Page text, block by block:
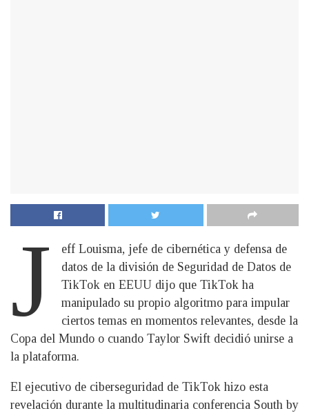
J
eff Louisma, jefe de cibernética y defensa de
datos de la división de Seguridad de Datos de
TikTok en EEUU dijo que TikTok ha
manipulado su propio algoritmo para impular
ciertos temas en momentos relevantes, desde la
Copa del Mundo o cuando Taylor Swift decidió unirse a
la plataforma.
El ejecutivo de ciberseguridad de TikTok hizo esta
revelación durante la multitudinaria conferencia South by